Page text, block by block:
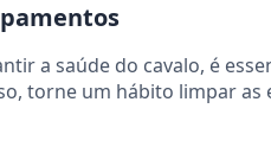
a saúde do cavalo, é
torne um hábito limpar as